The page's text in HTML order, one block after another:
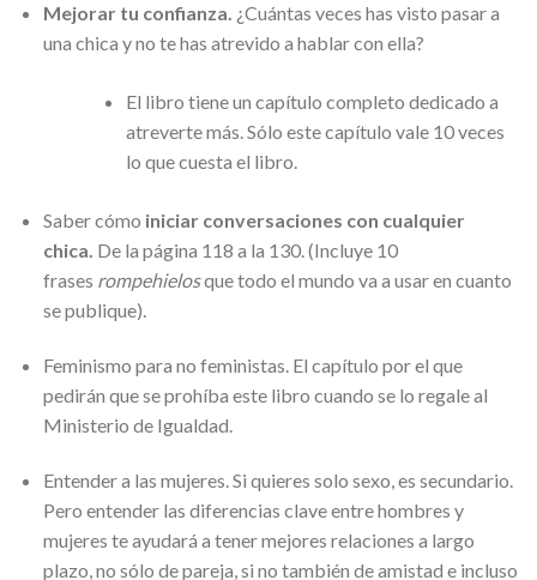
Mejorar tu confianza. ¿Cuántas veces has visto pasar a
una chica y no te has atrevido a hablar con ella?
El libro tiene un capítulo completo dedicado a
atreverte más. Sólo este capítulo vale 10 veces
lo que cuesta el libro.
Saber cómo iniciar conversaciones con cualquier
chica. De la página 118 a la 130. (Incluye 10
frases rompehielosque todo el mundo va a usar en cuanto
se publique).
Feminismo para no feministas. El capítulo por el que
pedirán que se prohíba este libro cuando se lo regale al
Ministerio de Igualdad.
Entender a las mujeres. Si quieres solo sexo, es secundario.
Pero entender las diferencias clave entre hombres y
mujeres te ayudará a tener mejores relaciones a largo
plazo, no sólo de pareja, si no también de amistad e incluso